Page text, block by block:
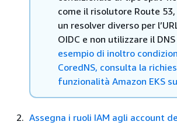
come il risolutore Route
un resolver diverso per
OIDC e non utilizzare il DNS
esempio di inoltro
CoredNS, consulta la
funzionalità Amazon EKS
Assegna i ruoli IAM agli account